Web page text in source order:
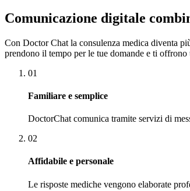
Comunicazione digitale
Con Doctor Chat la consulenza medica diventa
prendono il tempo per le tue domande e ti
01
Familiare e semplice
DoctorChat comunica tramite servizi di
02
Affidabile e personale
Le risposte mediche vengono elaborate